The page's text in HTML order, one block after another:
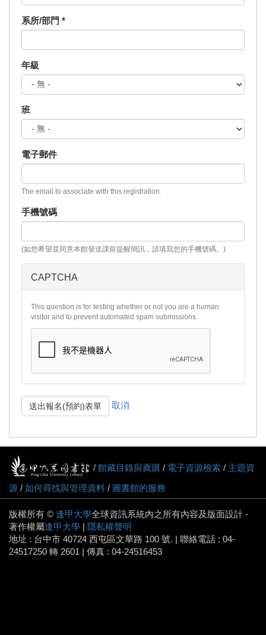
系所/部門 *
年級
班
電子郵件
The email to associate with this registration.
手機號碼
(如您希望並同意本館發送課前提醒簡訊，請填寫您的手機號碼。)
CAPTCHA
This question is for testing whether or not you are a human
visitor and to prevent automated spam submissions.
送出報名(預約)表單 取消
/ 館藏目錄與薦購 / 電子資源檢索 / 主題資
源 / 如何尋找與管理資料 / 圖書館的服務
版權所有 © 逢甲大學全球資訊系統內之所有內容及版面設計 -
著作權屬逢甲大學 | 隱私權聲明
地址 : 台中市 40724 西屯區文華路 100 號. | 聯絡電話 : 04-
24517250 轉 2601 | 傳真 : 04-24516453